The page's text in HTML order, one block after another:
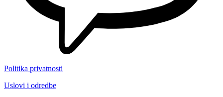
Politika privatnosti
Uslovi i odredbe